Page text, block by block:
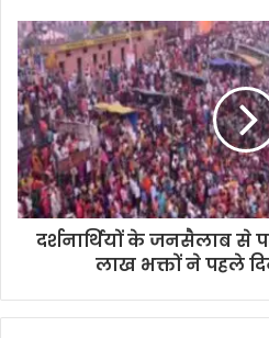
दर्शनार्थियों के जनसैलाब से
लाख भक्तों ने पहले